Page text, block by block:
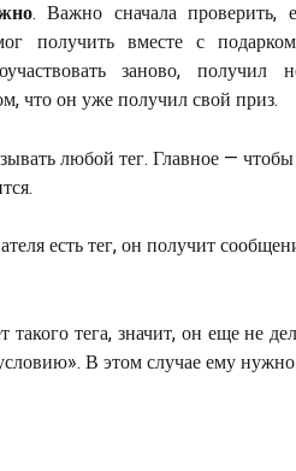
. Важно сначала проверить,
получить вместе с
заново,
что он уже получил свой приз.
любой тег. Главное —
есть тег, он получит
такого тега, значит, он еще не
В этом случае ему